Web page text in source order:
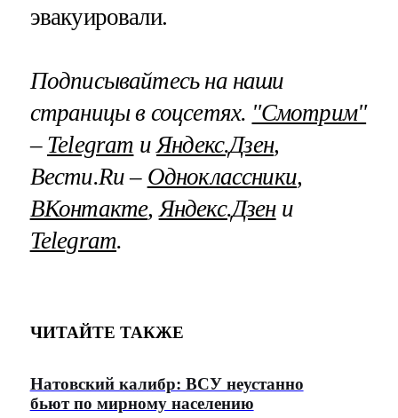
эвакуировали.
Подписывайтесь на наши
страницы в соцсетях. "Смотрим"
– Telegram и Яндекс.Дзен,
Вести.Ru – Одноклассники,
ВКонтакте, Яндекс.Дзени
Telegram.
ЧИТАЙТЕ ТАКЖЕ
Натовский калибр: ВСУ неустанно
бьют по мирному населению